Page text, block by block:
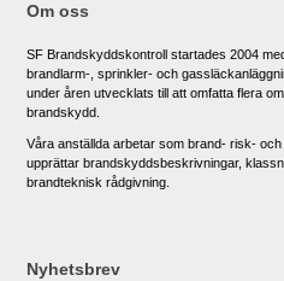
Om oss
SF Brandskyddskontroll startades 2004
brandlarm-, sprinkler- och
under åren utvecklats till att omfatta flera
brandskydd.
Våra anställda arbetar som brand- risk-
upprättar brandskyddsbeskrivningar,
brandteknisk rådgivning.
Nyhetsbrev